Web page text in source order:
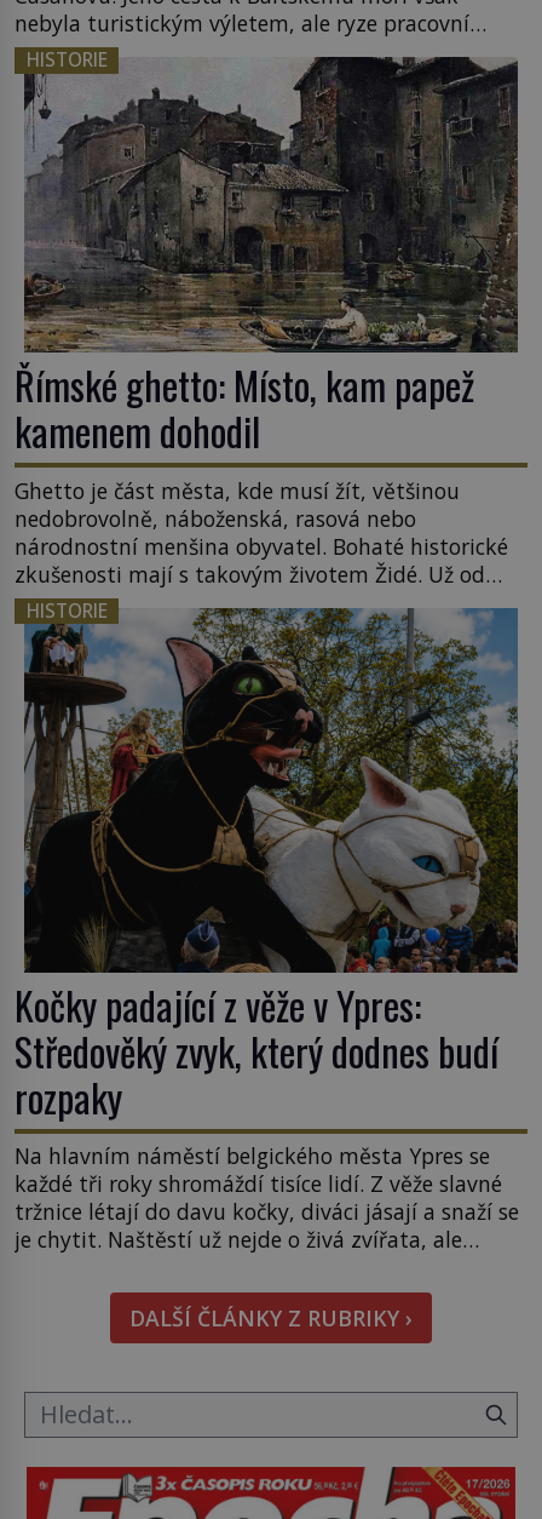
nebyla turistickým výletem, ale ryze pracovní
cestou se zištnými úmysly. Jaký cíl Casanova
sledoval, když se například procházel uličkami
lotyšské Rigy? Casanova v Pobaltí kontaktoval
tamní zednářské lóže. Nebyl v této oblasti žádným
nováčkem, protože do zednářské […]
HISTORIE
Římské ghetto: Místo, kam papež
kamenem dohodil
Ghetto je část města, kde musí žít, většinou
nedobrovolně, náboženská, rasová nebo
národnostní menšina obyvatel. Bohaté historické
zkušenosti mají s takovým životem Židé. Už od
středověku jsou totiž v každou chvíli nuceni v
nějakém žít. Mezi ty nejslavnější patří i římské
ghetto založené v roce 1555. Pokud jde o vztah
k Židům, nemá se Řím čím chlubit. […]
HISTORIE
Kočky padající z věže v Ypres:
Středověký zvyk, který dodnes budí
rozpaky
Na hlavním náměstí belgického města Ypres se
každé tři roky shromáždí tisíce lidí. Z věže slavné
tržnice létají do davu kočky, diváci jásají a snaží se
je chytit. Naštěstí už nejde o živá zvířata, ale
Tato veselá podívaná připomíná jeden z
nejpodivnějších a zároveň nejkrutějších zvyků […]
DALŠÍ ČLÁNKY Z RUBRIKY ›